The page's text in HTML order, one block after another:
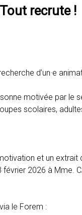
recrute !
d’un·e
motivée par le
scolaires,
et un
2026 à Mme.
le Forem :